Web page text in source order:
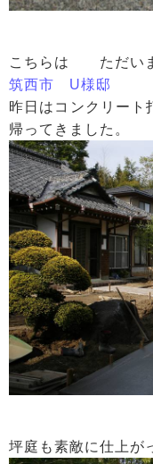
こちらは ただいま
筑西市 U様邸
昨日はコンクリー
帰ってきました。
坪庭も素敵に仕上が